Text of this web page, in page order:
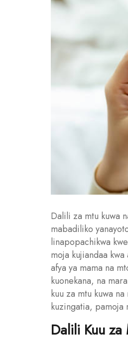
Dalili za mtu kuwa
mabadiliko
linapopachikwa
moja kujiandaa
afya ya mama na
kuonekana, na
kuu za mtu kuwa
kuzingatia, pamoja
Dalili Kuu